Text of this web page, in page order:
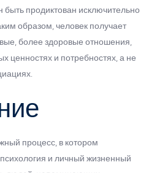
продиктован исключительно
образом, человек получает
более здоровые отношения,
ценностях и потребностях, а не
процесс, в котором
и личный жизненный